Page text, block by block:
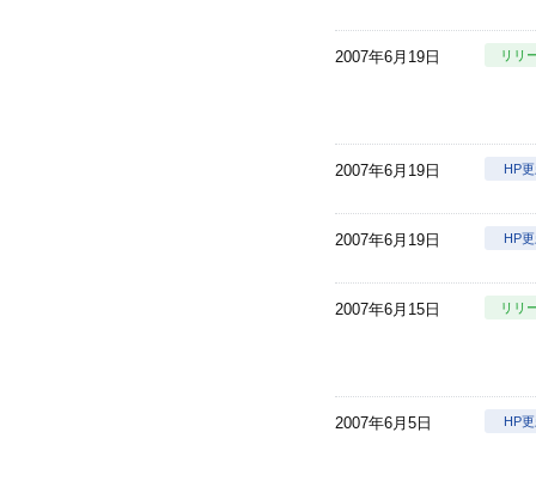
2007年6月19日 リリ
2007年6月19日 HP
2007年6月19日 HP
2007年6月15日 リリ
2007年6月5日 HP